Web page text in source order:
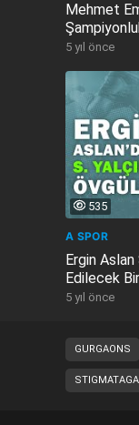
Mehmet
Meydanı...
5 yıl önce
535
A SPOR
Ergin
Edilecek
5 yıl önce
GURGAONS